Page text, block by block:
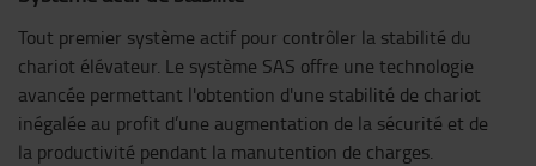
Tout premier système actif pour contrôler la stabilité du
chariot élévateur. Le système SAS offre une technologie
avancée permettant l'obtention d'une stabilité de chariot
inégalée au profit d’une augmentation de la sécurité et de
la productivité pendant la manutention de charges.